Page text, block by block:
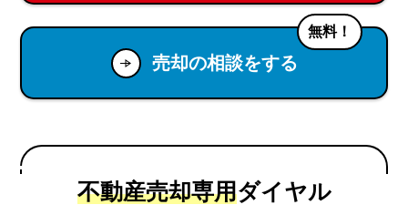
売却の相談をする
無料！
不動産売却専用ダイヤル